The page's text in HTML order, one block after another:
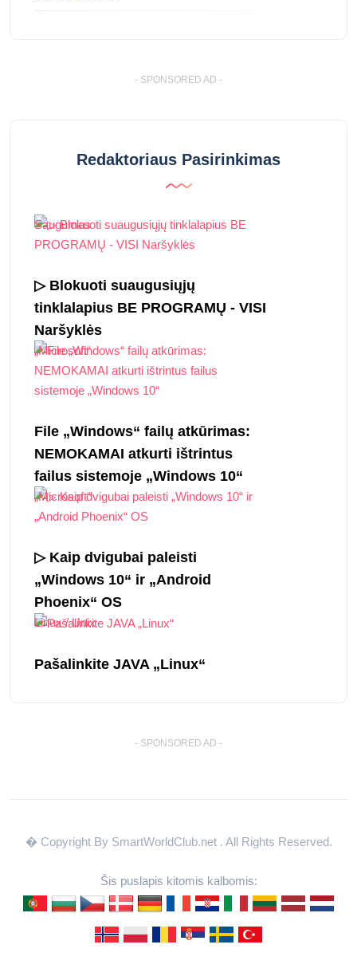
- SPONSORED AD -
Redaktoriaus Pasirinkimas
Saugumas
▷ Blokuoti suaugusiųjų
tinklalapius BE PROGRAMŲ - VISI
Naršyklės
„Microsoft“
File „Windows“ failų atkūrimas:
NEMOKAMAI atkurti ištrintus
failus sistemoje „Windows 10“
„Microsoft“
▷ Kaip dvigubai paleisti
„Windows 10“ ir „Android
Phoenix“ OS
Linux / Unix
Pašalinkite JAVA „Linux“
- SPONSORED AD -
� Copyright By SmartWorldClub.net . All Rights Reserved.
Šis puslapis kitomis kalbomis: